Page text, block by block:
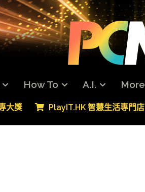
How To A.I. More
大獎 PlayIT.HK 智慧生活專門店